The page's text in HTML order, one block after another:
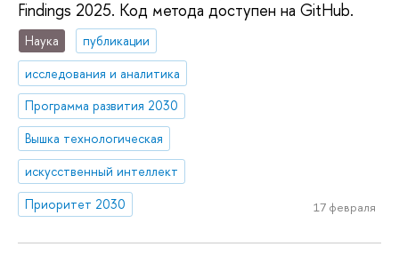
Findings 2025. Код метода доступен на GitHub.
Наука
публикации
исследования и аналитика
Программа развития 2030
Вышка технологическая
искусственный интеллект
Приоритет 2030
17 февраля